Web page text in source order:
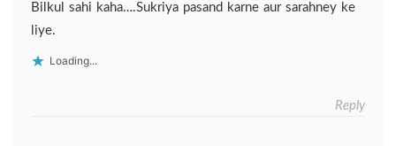
Bilkul sahi kaha….Sukriya pasand karne aur sarahney ke
liye.
Loading...
Reply